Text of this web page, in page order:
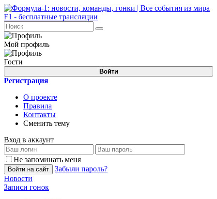
Мой профиль
Гости
Войти
Регистрация
О проекте
Правила
Контакты
Сменить тему
Вход в аккаунт
Не запоминать меня
Войти на сайт
Забыли пароль?
Новости
Записи гонок